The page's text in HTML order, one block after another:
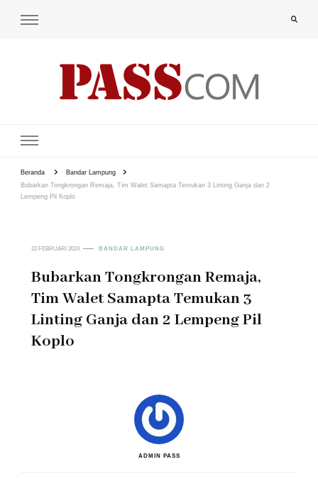
Beranda
Bandar Lampung
Bubarkan Tongkrongan Remaja, Tim Walet Samapta Temukan 3 Linting Ganja dan 2
Lempeng Pil Koplo
22 FEBRUARI 2024 BANDAR LAMPUNG
Bubarkan Tongkrongan Remaja,
Tim Walet Samapta Temukan 3
Linting Ganja dan 2 Lempeng Pil
Koplo
ADMIN PASS